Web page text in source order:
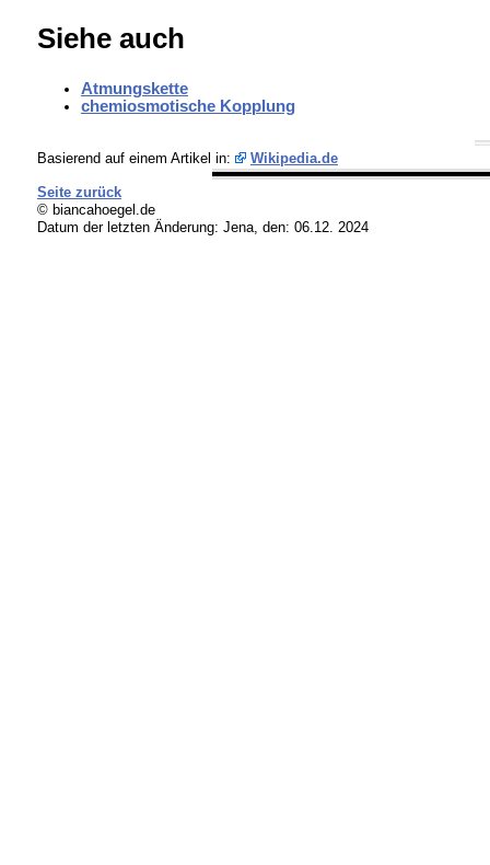
Siehe auch
Atmungskette
chemiosmotische Kopplung
Basierend auf einem Artikel in: Wikipedia.de
Seite zurück
© biancahoegel.de
Datum der letzten Änderung: Jena, den: 06.12. 2024